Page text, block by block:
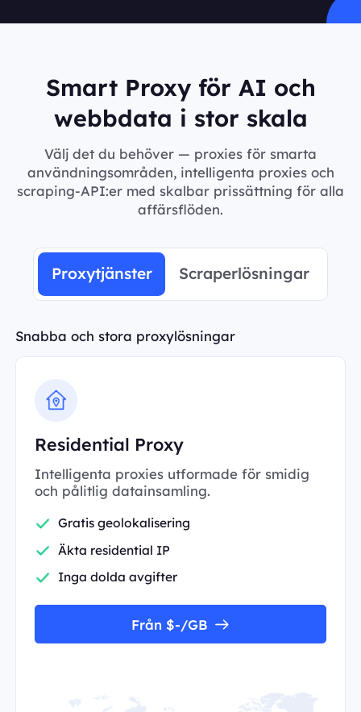
Smart Proxy för AI och
webbdata i stor skala
Välj det du behöver — proxies för smarta
användningsområden, intelligenta proxies och
scraping-API:er med skalbar prissättning för alla
affärsflöden.
Proxytjänster Scraperlösningar
Snabba och stora proxylösningar
Residential Proxy
Intelligenta proxies utformade för smidig
och pålitlig datainsamling.
Gratis geolokalisering
Äkta residential IP
Inga dolda avgifter
Från $-/GB